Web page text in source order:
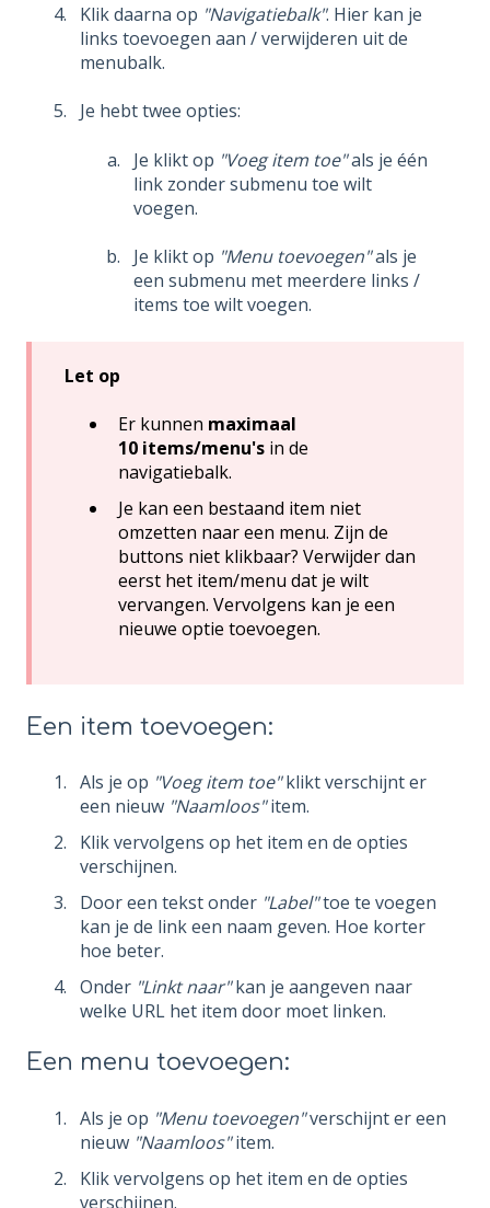
Klik daarna op "Navigatiebalk". Hier kan je
links toevoegen aan / verwijderen uit de
menubalk.
Je hebt twee opties:
Je klikt op "Voeg item toe"als je één
link zonder submenu toe wilt
voegen.
Je klikt op "Menu toevoegen"als je
een submenu met meerdere links /
items toe wilt voegen.
Let op
Er kunnen maximaal
10 items/menu's in de
navigatiebalk.
Je kan een bestaand item niet
omzetten naar een menu. Zijn de
buttons niet klikbaar? Verwijder dan
eerst het item/menu dat je wilt
vervangen. Vervolgens kan je een
nieuwe optie toevoegen.
Een item toevoegen:
Als je op "Voeg item toe"klikt verschijnt er
een nieuw "Naamloos"item.
Klik vervolgens op het item en de opties
verschijnen.
Door een tekst onder "Label"toe te voegen
kan je de link een naam geven. Hoe korter
hoe beter.
Onder "Linkt naar"kan je aangeven naar
welke URL het item door moet linken.
Een menu toevoegen:
Als je op "Menu toevoegen"verschijnt er een
nieuw "Naamloos"item.
Klik vervolgens op het item en de opties
verschijnen.